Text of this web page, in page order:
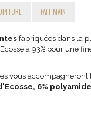
FAIT MAIN
fabriquées dans la
à 93% pour une
vous accompagneront
6%